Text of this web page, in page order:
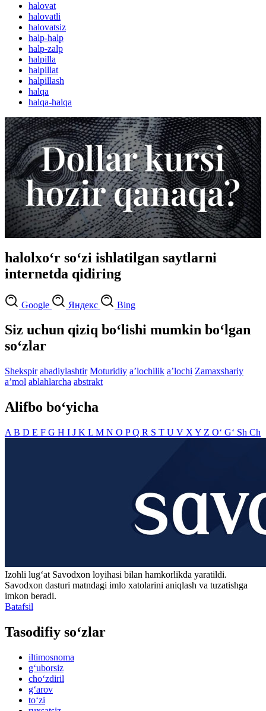
halovat
halovatli
halovatsiz
halp-halp
halp-zalp
halpilla
halpillat
halpillash
halqa
halqa-halqa
halolxo‘r so‘zi ishlatilgan saytlarni
internetda qidiring
Google Яндекс Bing
Siz uchun qiziq bo‘lishi mumkin bo‘lgan
so‘zlar
Shekspir abadiylashtir Moturidiy aʼlochilik aʼlochi Zamaxshariy
aʼmol ablahlarcha abstrakt
Alifbo bo‘yicha
A B D E F G H I J K L M N O PQ R S T U V X Y Z O‘ G‘ Sh Ch
Izohli lugʻat Savodxon loyihasi bilan hamkorlikda yaratildi.
Savodxon dasturi matndagi imlo xatolarini aniqlash va tuzatishga
imkon beradi.
Batafsil
Tasodifiy so‘zlar
iltimosnoma
g‘uborsiz
cho‘zdiril
g‘arov
to‘zi